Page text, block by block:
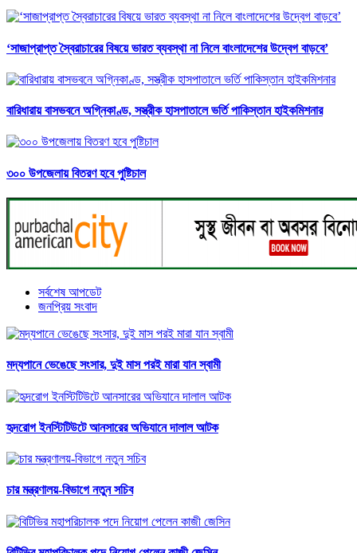
‘সাজাপ্রাপ্ত স্বৈরাচারের বিষয়ে ভারত ব্যবস্থা না নিলে বাংলাদেশের উদ্বেগ বাড়বে’
বারিধারায় বাসভবনে অগ্নিকাণ্ড, সস্ত্রীক হাসপাতালে ভর্তি পাকিস্তান হাইকমিশনার
৩০০ উপজেলায় বিতরণ হবে পুষ্টিচাল
সর্বশেষ আপডেট
জনপ্রিয় সংবাদ
মদ্যপানে ভেঙেছে সংসার, দুই মাস পরই মারা যান স্বামী
হৃদরোগ ইনস্টিটিউটে আনসারের অভিযানে দালাল আটক
চার মন্ত্রণালয়-বিভাগে নতুন সচিব